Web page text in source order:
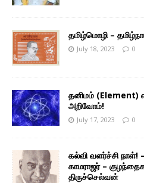
தமிழ்மொழி –
July 18, 2023 0
தனிமம் (Element)
அறிவோம்!
July 17, 2023 0
கல்வி வளர்ச்சி
காமராஜர் –
திருச்செல்வன்